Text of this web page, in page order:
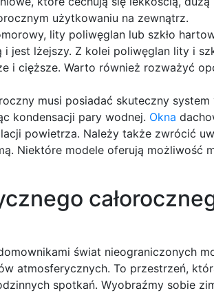
użytkowaniu na zewnątrz.
lity poliwęglan lub szkło
lżejszy. Z kolei poliwęglan lity i
i cięższe. Warto również rozważyć
musi posiadać skuteczny
kondensacji pary wodnej. Okna
powietrza. Należy także zwrócić
Niektóre modele oferują możliwość
świat nieograniczonych
atmosferycznych. To przestrzeń,
spotkań. Wyobraźmy sobie